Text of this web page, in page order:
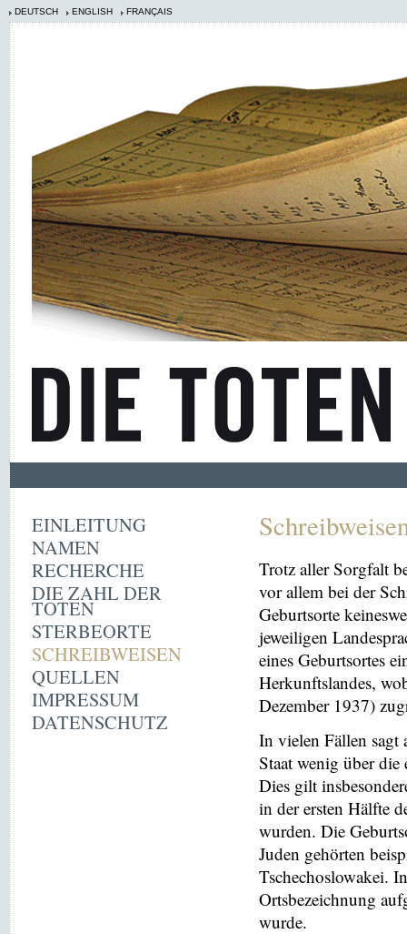
DEUTSCH ENGLISH FRANÇAIS
EINLEITUNG
NAMEN
RECHERCHE
DIE ZAHL DER
TOTEN
STERBEORTE
SCHREIBWEISEN
QUELLEN
IMPRESSUM
DATENSCHUTZ
Trotz aller Sorgfalt
vor allem bei der
Geburtsorte
jeweiligen
eines Geburtsortes
Herkunftslandes,
Dezember 1937)
In vielen Fällen sagt
Staat wenig über die
Dies gilt
in der ersten Hälfte
wurden. Die
Juden gehörten
Tschechoslowakei.
Ortsbezeichnung
wurde.